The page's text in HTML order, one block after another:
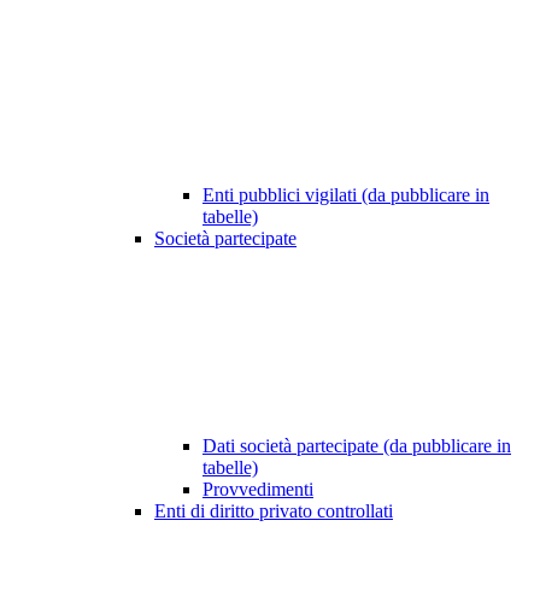
Enti pubblici vigilati (da pubblicare in
tabelle)
Società partecipate
Dati società partecipate (da pubblicare in
tabelle)
Provvedimenti
Enti di diritto privato controllati